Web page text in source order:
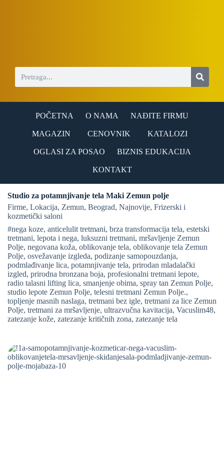
POČETNA O NAMA NAĐITE FIRMU
MAGAZIN CENOVNIK KATALOZI
OGLASI ZA POSAO BIZNIS EDUKACIJA
KONTAKT
Studio za potamnjivanje tela Maki Zemun polje
Firme, Lokacija, Zemun, Beograd, Najnovije, Frizerski i
kozmetički saloni
#nega koze, anticelulit tretmani, brza transformacija tela, estetski
tretmani, lepota i nega, luksuzni tretmani, mršavljenje Zemun
Polje, negovana koža, oblikovanje tela, oblikovanje tela Zemun
Polje, osvežavanje izgleda, podizanje samopouzdanja,
podmlađivanje lica, potamnjivanje tela, prirodan mladalački
izgled, prirodna bronzana boja, profesionalni tretmani lepote,
radio talasni lifting lica, smanjenje obima, spray tan Zemun Polje,
studio lepote Zemun Polje, telesni tretmani Zemun Polje.,
topljenje masnih naslaga, tretmani bez igle, tretmani za lice Zemun
Polje, tretmani za mršavljenje, ultrazvučna kavitacija, Vacuslim48,
zatezanje kože, zatezanje kritičnih zona, zatezanje tela